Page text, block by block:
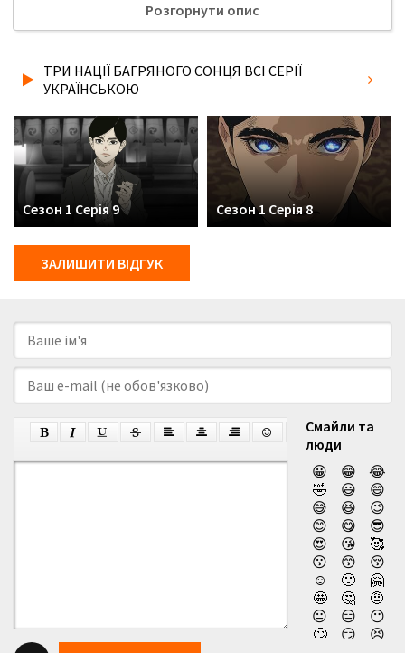
розповісти друзям, де Ви дивились нову 3 серію серіалу
hd якості та з українськими субтитрами!
Розгорнути опис
ТРИ НАЦІЇ БАГРЯНОГО СОНЦЯ ВСІ СЕРІЇ
УКРАЇНСЬКОЮ
Сезон 1 Серія 9 Сезон 1 Серія 8
ЗАЛИШИТИ ВІДГУК
Смайли та
люди
😀
😁
😂
🤣
😃
😄
😅
😆
😉
😊
😋
😎
😍
😘
🥰
😗
😙
😚
☺️
🙂
🤗
🤩
🤔
🤨
😐
😑
😶
🙄
😏
😣